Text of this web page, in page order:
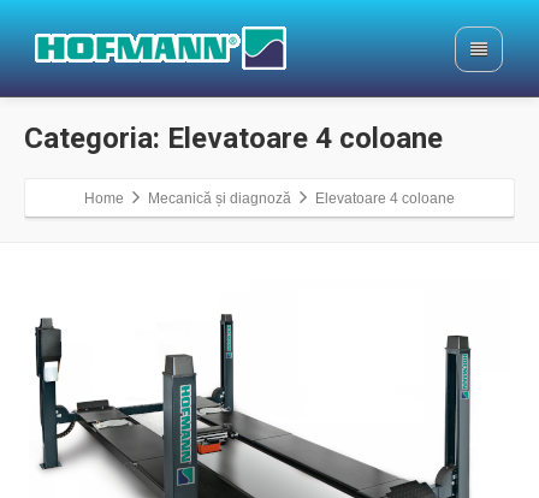
Categoria: Elevatoare 4 coloane
Home Mecanică și diagnoză Elevatoare 4 coloane